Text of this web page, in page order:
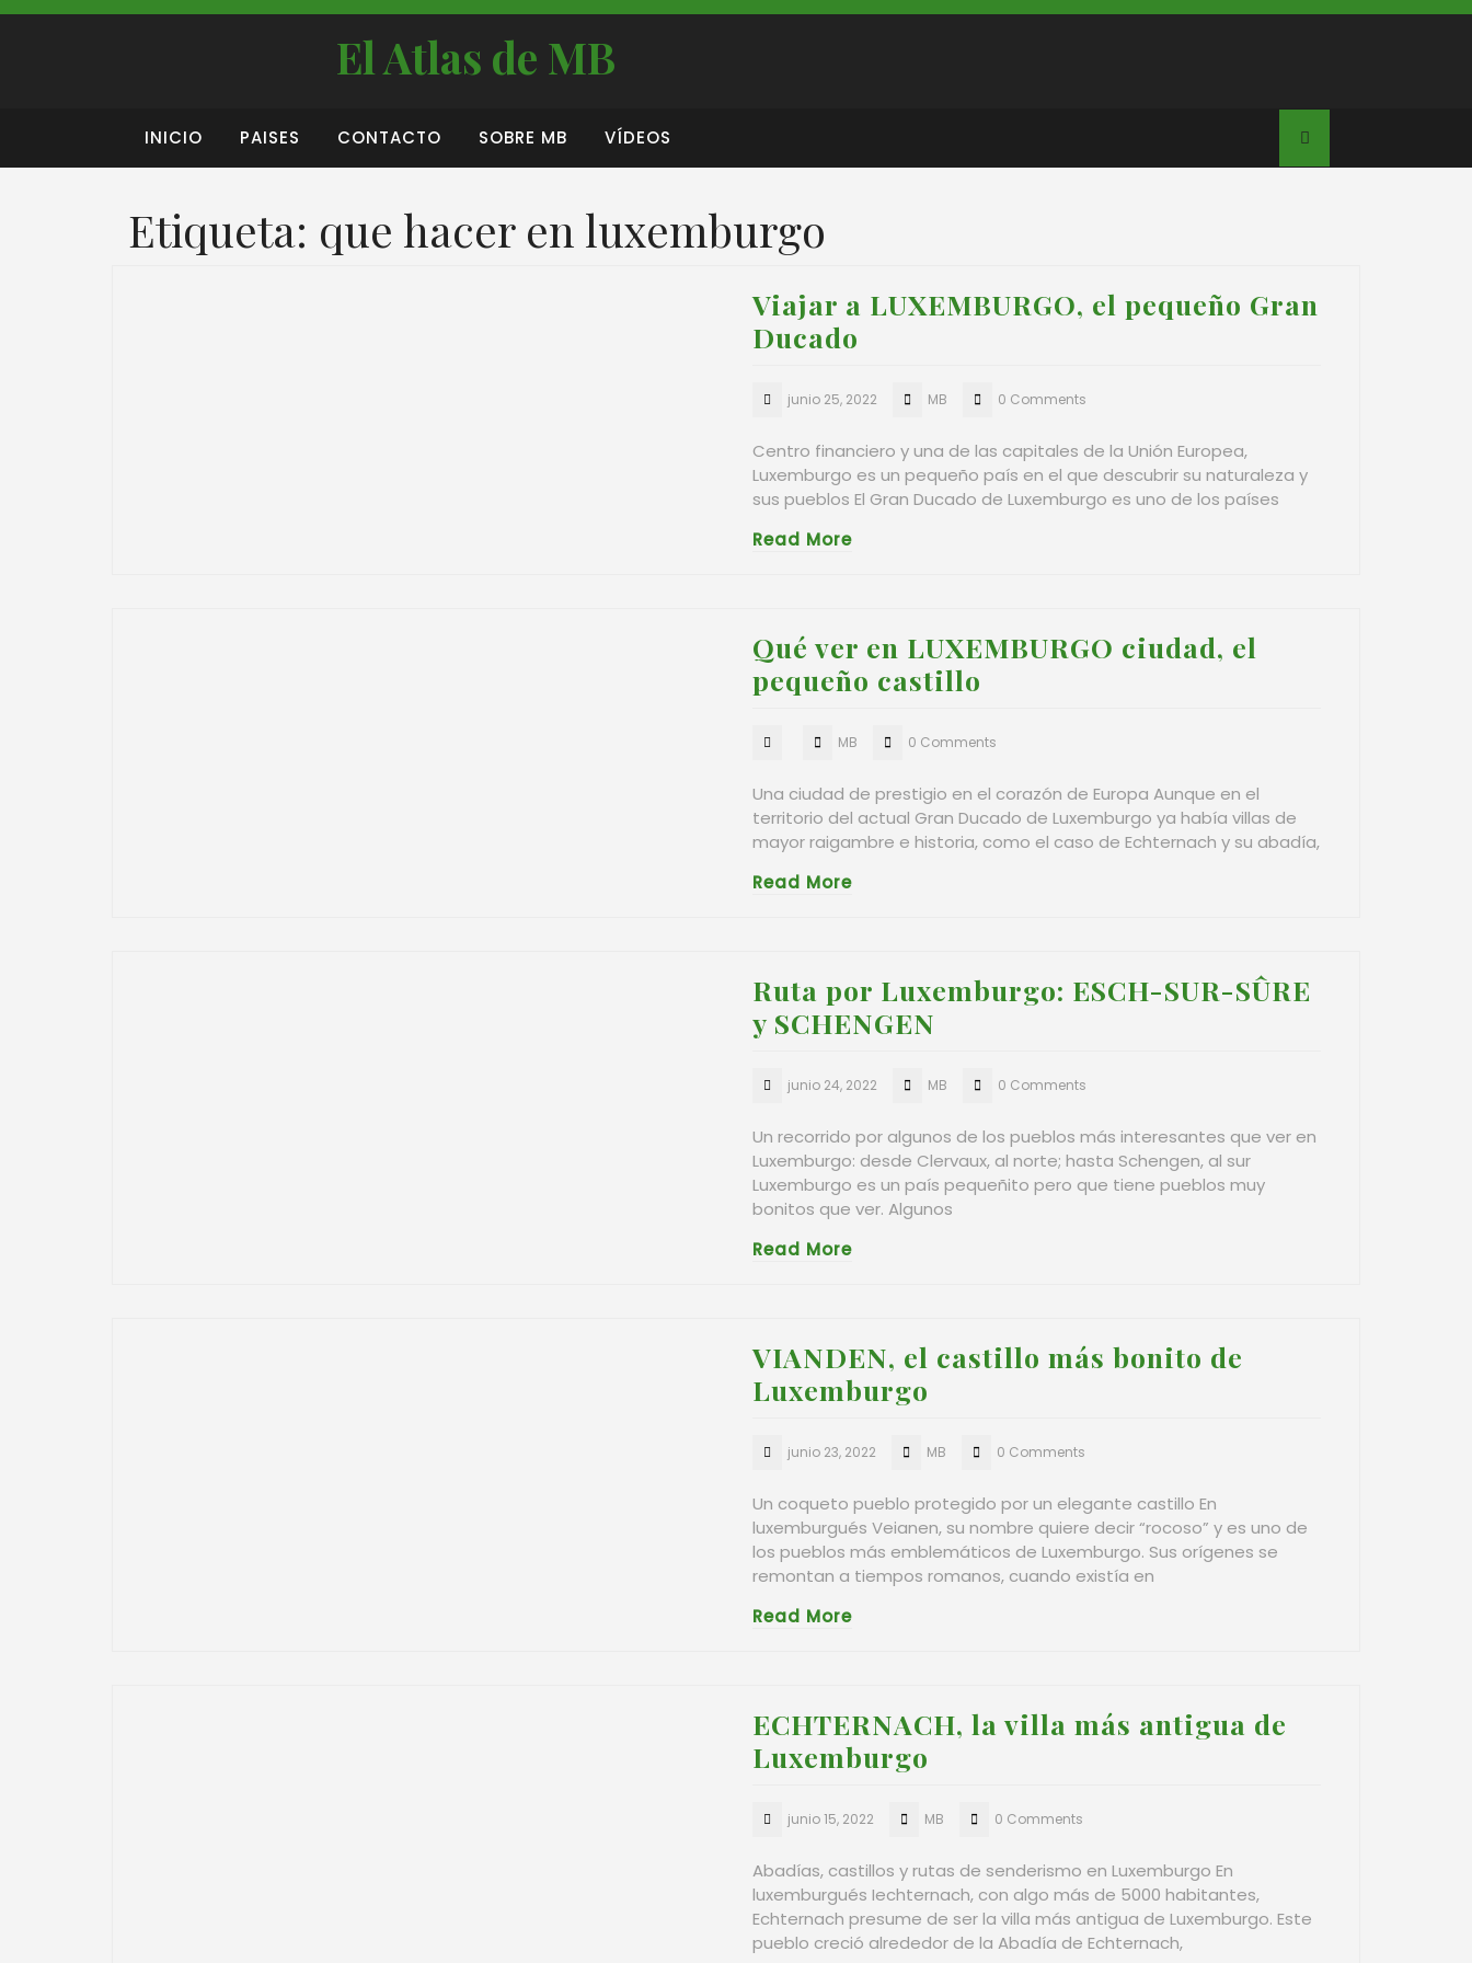
El Atlas de MB
INICIO PAISES CONTACTO SOBRE MB VÍDEOS
Etiqueta: que hacer en luxemburgo
Viajar a LUXEMBURGO, el pequeño Gran
Ducado
junio 25, 2022 MB 0 Comments
Centro financiero y una de las capitales de la Unión Europea,
Luxemburgo es un pequeño país en el que descubrir su naturaleza y
sus pueblos El Gran Ducado de Luxemburgo es uno de los países
Read More
Qué ver en LUXEMBURGO ciudad, el
pequeño castillo
MB 0 Comments
Una ciudad de prestigio en el corazón de Europa Aunque en el
territorio del actual Gran Ducado de Luxemburgo ya había villas de
mayor raigambre e historia, como el caso de Echternach y su abadía,
Read More
Ruta por Luxemburgo: ESCH-SUR-SÛRE
y SCHENGEN
junio 24, 2022 MB 0 Comments
Un recorrido por algunos de los pueblos más interesantes que ver en
Luxemburgo: desde Clervaux, al norte; hasta Schengen, al sur
Luxemburgo es un país pequeñito pero que tiene pueblos muy
bonitos que ver. Algunos
Read More
VIANDEN, el castillo más bonito de
Luxemburgo
junio 23, 2022 MB 0 Comments
Un coqueto pueblo protegido por un elegante castillo En
luxemburgués Veianen, su nombre quiere decir “rocoso” y es uno de
los pueblos más emblemáticos de Luxemburgo. Sus orígenes se
remontan a tiempos romanos, cuando existía en
Read More
ECHTERNACH, la villa más antigua de
Luxemburgo
junio 15, 2022 MB 0 Comments
Abadías, castillos y rutas de senderismo en Luxemburgo En
luxemburgués Iechternach, con algo más de 5000 habitantes,
Echternach presume de ser la villa más antigua de Luxemburgo. Este
pueblo creció alrededor de la Abadía de Echternach,